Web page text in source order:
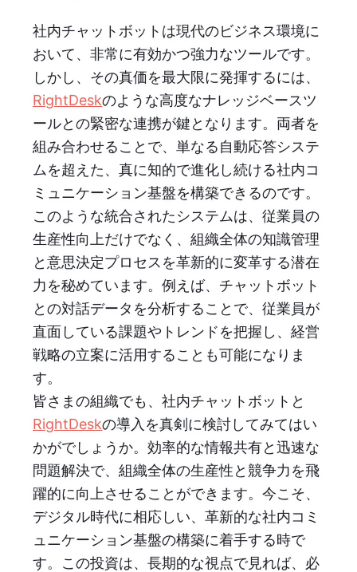
社内チャットボットは現代のビジネス環境に
おいて、非常に有効かつ強力なツールです。
しかし、その真価を最大限に発揮するには、
RightDeskのような高度なナレッジベースツ
ールとの緊密な連携が鍵となります。両者を
組み合わせることで、単なる自動応答システ
ムを超えた、真に知的で進化し続ける社内コ
ミュニケーション基盤を構築できるのです。
このような統合されたシステムは、従業員の
生産性向上だけでなく、組織全体の知識管理
と意思決定プロセスを革新的に変革する潜在
力を秘めています。例えば、チャットボット
との対話データを分析することで、従業員が
直面している課題やトレンドを把握し、経営
戦略の立案に活用することも可能になりま
す。
皆さまの組織でも、社内チャットボットと
RightDeskの導入を真剣に検討してみてはい
かがでしょうか。効率的な情報共有と迅速な
問題解決で、組織全体の生産性と競争力を飛
躍的に向上させることができます。今こそ、
デジタル時代に相応しい、革新的な社内コミ
ュニケーション基盤の構築に着手する時で
す。この投資は、長期的な視点で見れば、必